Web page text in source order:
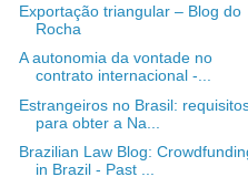
Exportação triangular – Blog do
Rocha
A autonomia da vontade no
contrato internacional -...
Estrangeiros no Brasil:
para obter a Na...
Brazilian Law Blog:
in Brazil - Past ...